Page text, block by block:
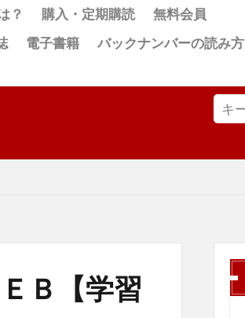
？ 購入・定期購読
無料会員
電子書籍
バックナンバーの読み方
Ｂ【学習
検索